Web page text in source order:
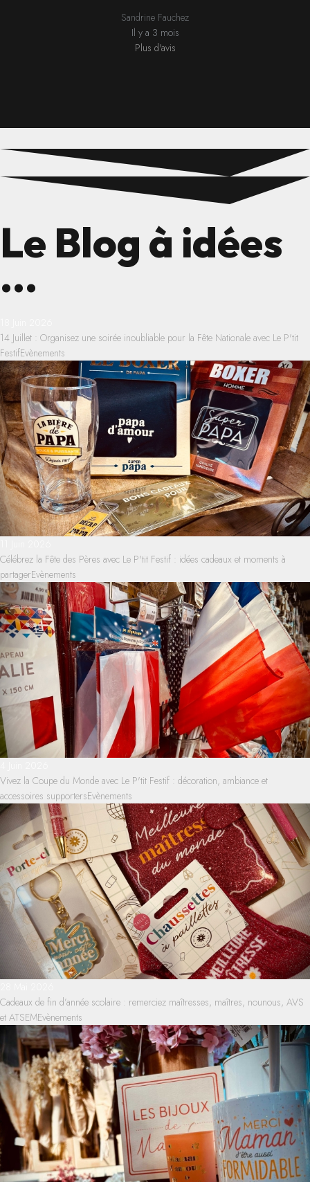
Sandrine Fauchez
Il y a 3 mois
Plus d'avis
Le Blog à idées
...
14 Juillet : Organisez une soirée inoubliable pour la Fête Nationale avec Le P'tit
FestifEvènements
Célébrez la Fête des Pères avec Le P'tit Festif : idées cadeaux et moments à
partagerEvènements
Vivez la Coupe du Monde avec Le P'tit Festif : décoration, ambiance et
accessoires supportersEvènements
Cadeaux de fin d’année scolaire : remerciez maîtresses, maîtres, nounous, AVS
et ATSEMEvènements